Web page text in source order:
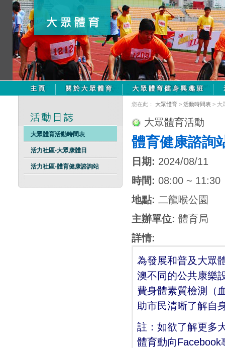
大眾體育活動時間表
活力社區-大眾康體日
活力社區-體育健康諮詢站
您在此： 大眾體育 > 活動時間表 > 大
大眾體育活動
體育健康諮詢
日期: 2024/08/11
時間: 08:00 ~ 11:30
地點: 二龍喉公園
主辦單位: 體育局
詳情:
為發展和普及大眾
澳不同的公共康樂
費身體素質檢測（
助市民清晰了解自
註：如欲了解更多
體育動向Facebook